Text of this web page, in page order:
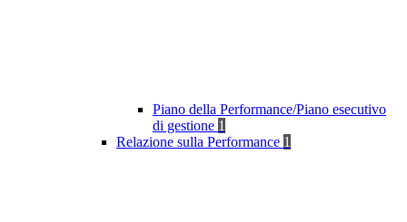
Piano della Performance/Piano esecutivo
di gestione 1
Relazione sulla Performance 1